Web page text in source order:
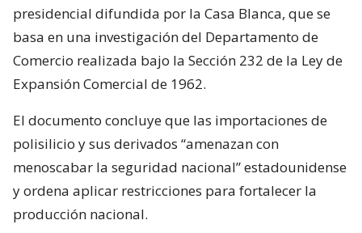
presidencial difundida por la Casa Blanca, que se
basa en una investigación del Departamento de
Comercio realizada bajo la Sección 232 de la Ley de
Expansión Comercial de 1962.
El documento concluye que las importaciones de
polisilicio y sus derivados “amenazan con
menoscabar la seguridad nacional” estadounidense
y ordena aplicar restricciones para fortalecer la
producción nacional.